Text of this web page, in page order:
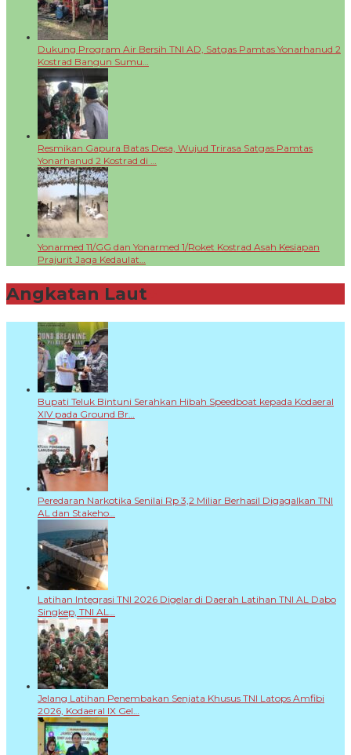
Dukung Program Air Bersih TNI AD, Satgas Pamtas Yonarhanud 2
Kostrad Bangun Sumu…
Resmikan Gapura Batas Desa, Wujud Trirasa Satgas Pamtas
Yonarhanud 2 Kostrad di …
Yonarmed 11/GG dan Yonarmed 1/Roket Kostrad Asah Kesiapan
Prajurit Jaga Kedaulat…
Angkatan Laut
Bupati Teluk Bintuni Serahkan Hibah Speedboat kepada Kodaeral
XIV pada Ground Br…
Peredaran Narkotika Senilai Rp 3,2 Miliar Berhasil Digagalkan TNI
AL dan Stakeho…
Latihan Integrasi TNI 2026 Digelar di Daerah Latihan TNI AL Dabo
Singkep, TNI AL…
Jelang Latihan Penembakan Senjata Khusus TNI Latops Amfibi
2026, Kodaeral IX Gel…